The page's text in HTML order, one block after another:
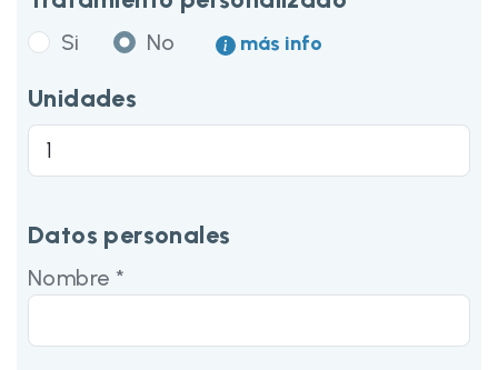
Si No más info
Unidades
Datos personales
Nombre *